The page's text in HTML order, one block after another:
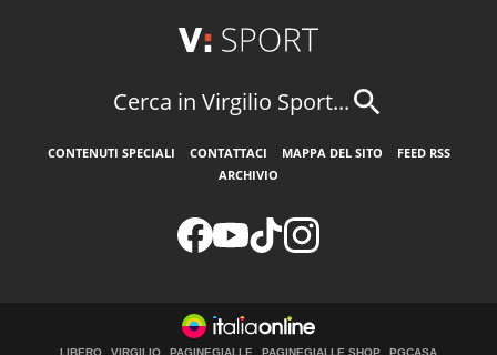
Cerca in Virgilio Sport...
CONTENUTI SPECIALI CONTATTACI MAPPA DEL SITO
FEED RSS
ARCHIVIO
LIBERO VIRGILIO PAGINEGIALLE PAGINEGIALLE SHOP PGCASA